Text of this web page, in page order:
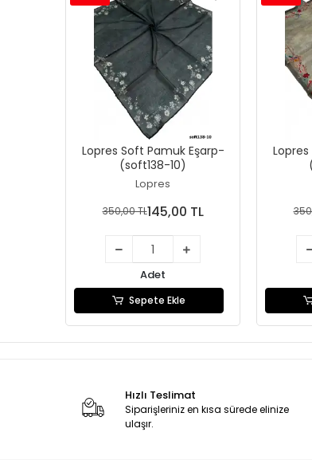
Lopres Soft Pamuk Eşarp-
(soft138-10)
Lopres
350,00 TL145,00 TL
Adet
Sepete Ekle
Hızlı Teslimat
Siparişleriniz en kısa sürede elinize
ulaşır.